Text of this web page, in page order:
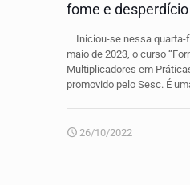
fome e
Iniciou-se nessa quarta-
maio de 2023, o curso
Multiplicadores em
promovido pelo Sesc. É
26/10/2022